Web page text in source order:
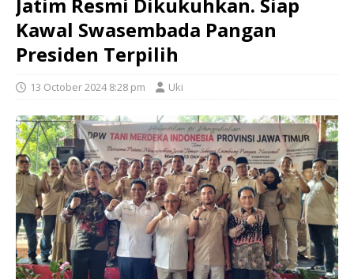
Kawal Swasembada Pangan
Presiden Terpilih
13 October 2024 8:28 pm Uki